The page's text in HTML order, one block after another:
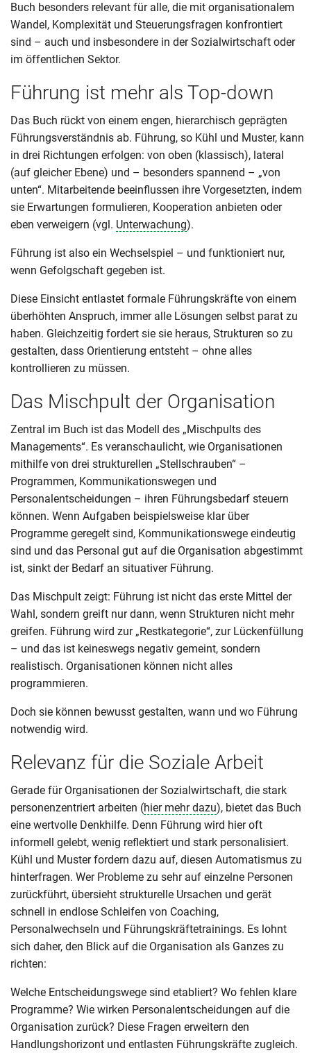
Buch besonders relevant für alle, die mit organisationalem
Wandel, Komplexität und Steuerungsfragen konfrontiert
sind – auch und insbesondere in der Sozialwirtschaft oder
im öffentlichen Sektor.
Führung ist mehr als Top-down
Das Buch rückt von einem engen, hierarchisch geprägten
Führungsverständnis ab. Führung, so Kühl und Muster, kann
in drei Richtungen erfolgen: von oben (klassisch), lateral
(auf gleicher Ebene) und – besonders spannend – „von
unten“. Mitarbeitende beeinflussen ihre Vorgesetzten, indem
sie Erwartungen formulieren, Kooperation anbieten oder
eben verweigern (vgl. Unterwachung).
Führung ist also ein Wechselspiel – und funktioniert nur,
wenn Gefolgschaft gegeben ist.
Diese Einsicht entlastet formale Führungskräfte von einem
überhöhten Anspruch, immer alle Lösungen selbst parat zu
haben. Gleichzeitig fordert sie sie heraus, Strukturen so zu
gestalten, dass Orientierung entsteht – ohne alles
kontrollieren zu müssen.
Das Mischpult der Organisation
Zentral im Buch ist das Modell des „Mischpults des
Managements“. Es veranschaulicht, wie Organisationen
mithilfe von drei strukturellen „Stellschrauben“ –
Programmen, Kommunikationswegen und
Personalentscheidungen – ihren Führungsbedarf steuern
können. Wenn Aufgaben beispielsweise klar über
Programme geregelt sind, Kommunikationswege eindeutig
sind und das Personal gut auf die Organisation abgestimmt
ist, sinkt der Bedarf an situativer Führung.
Das Mischpult zeigt: Führung ist nicht das erste Mittel der
Wahl, sondern greift nur dann, wenn Strukturen nicht mehr
greifen. Führung wird zur „Restkategorie“, zur Lückenfüllung
– und das ist keineswegs negativ gemeint, sondern
realistisch. Organisationen können nicht alles
programmieren.
Doch sie können bewusst gestalten, wann und wo Führung
notwendig wird.
Relevanz für die Soziale Arbeit
Gerade für Organisationen der Sozialwirtschaft, die stark
personenzentriert arbeiten (hier mehr dazu), bietet das Buch
eine wertvolle Denkhilfe. Denn Führung wird hier oft
informell gelebt, wenig reflektiert und stark personalisiert.
Kühl und Muster fordern dazu auf, diesen Automatismus zu
hinterfragen. Wer Probleme zu sehr auf einzelne Personen
zurückführt, übersieht strukturelle Ursachen und gerät
schnell in endlose Schleifen von Coaching,
Personalwechseln und Führungskräftetrainings. Es lohnt
sich daher, den Blick auf die Organisation als Ganzes zu
richten:
Welche Entscheidungswege sind etabliert? Wo fehlen klare
Programme? Wie wirken Personalentscheidungen auf die
Organisation zurück? Diese Fragen erweitern den
Handlungshorizont und entlasten Führungskräfte zugleich.